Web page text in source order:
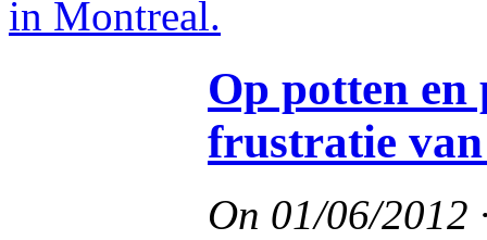
Op potten en
frustratie
On 01/06/2012